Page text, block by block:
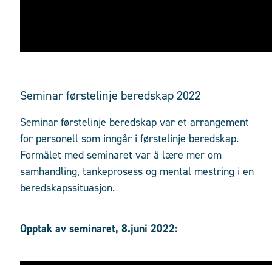
Seminar førstelinje beredskap 2022
Seminar førstelinje beredskap var et arrangement
for personell som inngår i førstelinje beredskap.
Formålet med seminaret var å lære mer om
samhandling, tankeprosess og mental mestring i en
beredskapssituasjon.
Opptak av seminaret, 8.juni 2022: